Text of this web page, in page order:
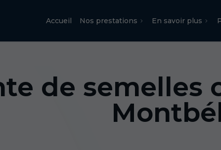
Accueil Nos prestations En savoir plus
de semelles